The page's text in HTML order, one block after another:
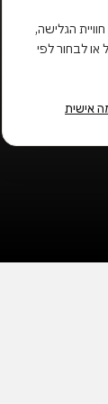
k הגלישה,
לבחור לפי
אישית